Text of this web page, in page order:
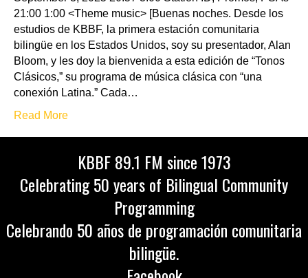
21:00 1:00 <Theme music> [Buenas noches. Desde los
estudios de KBBF, la primera estación comunitaria
bilingüe en los Estados Unidos, soy su presentador, Alan
Bloom, y les doy la bienvenida a esta edición de “Tonos
Clásicos,” su programa de música clásica con “una
conexión Latina.” Cada…
Read More
KBBF 89.1 FM since 1973
Celebrating 50 years of Bilingual Community
Programming
Celebrando 50 años de programación comunitaria
bilingüe.